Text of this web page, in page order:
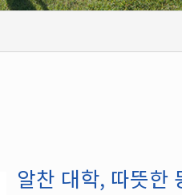
알찬 대학, 따뜻한